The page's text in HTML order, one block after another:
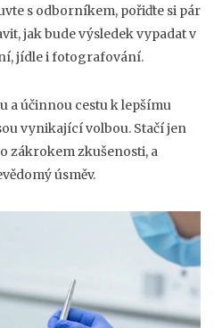
s odborníkem, pořiďte si pár
jak bude výsledek vypadat v
jídle i fotografování.
a účinnou cestu k lepšímu
vynikající volbou. Stačí jen
zákrokem zkušenosti, a
úsměv.